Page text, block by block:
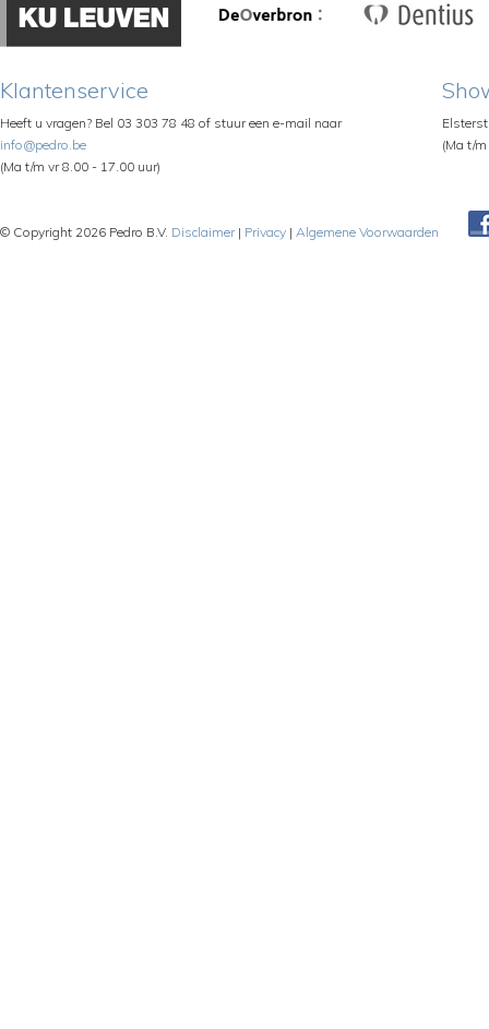
Klantenservice
Heeft u vragen? Bel 03 303 78 48 of stuur een e-mail naar
info@pedro.be
(Ma t/m vr 8.00 - 17.00 uur)
(Ma t/
© Copyright 2026 Pedro B.V. Disclaimer| Privacy | Algemene Voorwaarden